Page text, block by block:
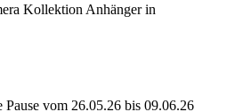
Kollektion Anhänger in